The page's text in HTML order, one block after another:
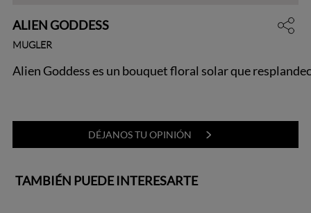
ALIEN GODDESS
MUGLER
Alien Goddess es un bouquet floral solar que
DÉJANOS TU OPINIÓN
TAMBIÉN PUEDE INTERESARTE